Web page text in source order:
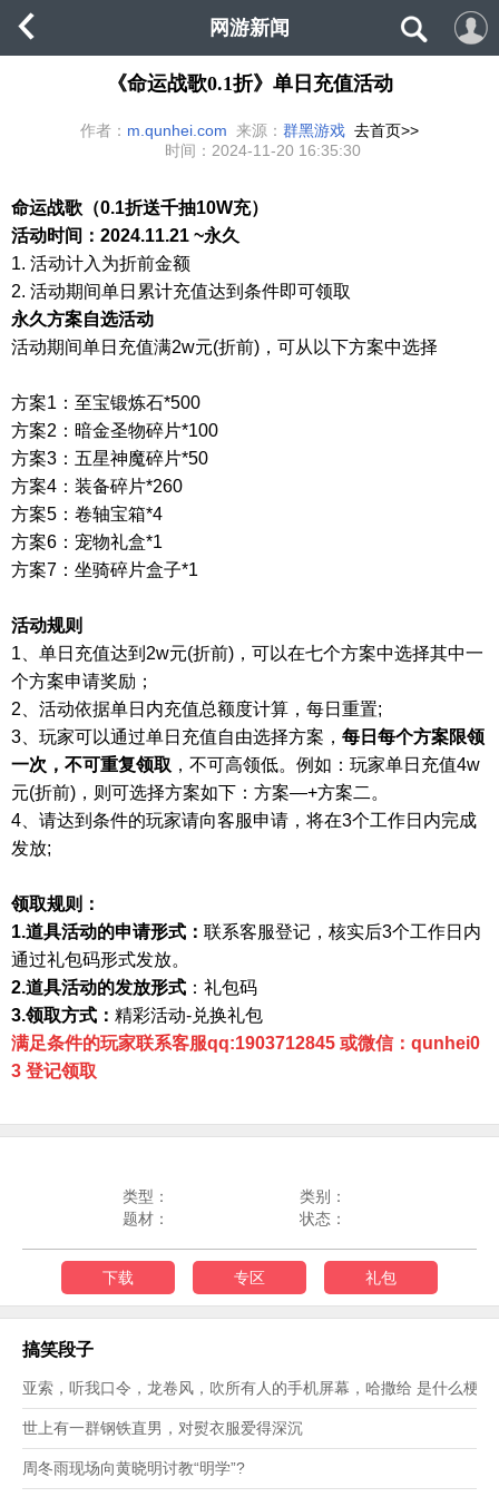
网游新闻
《命运战歌0.1折》单日充值活动
作者： m.qunhei.com 来源： 群黑游戏 去首页>>
时间： 2024-11-20 16:35:30
命运战歌（0.1折送千抽10W充）
活动时间： 2024.11.21 ~永久
1. 活动计入为折前金额
2. 活动期间单日累计充值达到条件即可领取
永久方案自选活动
活动期间单日充值满2w元(折前) ，可从以下方案中选择
方案1 ： 至宝锻炼石*500
方案2 ： 暗金圣物碎片*100
方案3 ：五星神魔碎片*50
方案4 ：装备碎片*260
方案5 ：卷轴宝箱*4
方案6 ：宠物礼盒*1
方案7 ：坐骑碎片盒子*1
活动规则
1、 单日充值达到 2w元(折前) ，可以在七个方案中选择其中一
个方案申请奖励 ；
2、 活动依据单日内充值总额度计算，每日重置;
3、 玩家可以通过单日充值自由选择方案 ， 每日每个方案限领
一次，不可重复领取 ，不可高领低。 例如 ： 玩家单日充值4w
元(折前) ，则可选择方案如下 ： 方案—+方案二 。
4、 请达到条件的玩家请向客服申请，将在3个工作日内完成
发放;
领取规则 ：
1.道具活动的申请形式： 联系客服登记，核实后3个工作日内
通过礼包码形式发放。
2.道具活动的发放形式 ：礼包码
3.领取方式： 精彩活动-兑换礼包
满足条件的玩家联系客服qq:1903712845 或微信：qunhei0
3 登记领取
类型：
类别：
题材：
状态：
下载 专区 礼包
搞笑段子
亚索，听我口令，龙卷风，吹所有人的手机屏幕，哈撒给 是什么梗？
世上有一群钢铁直男，对熨衣服爱得深沉
周冬雨现场向黄晓明讨教“明学”?